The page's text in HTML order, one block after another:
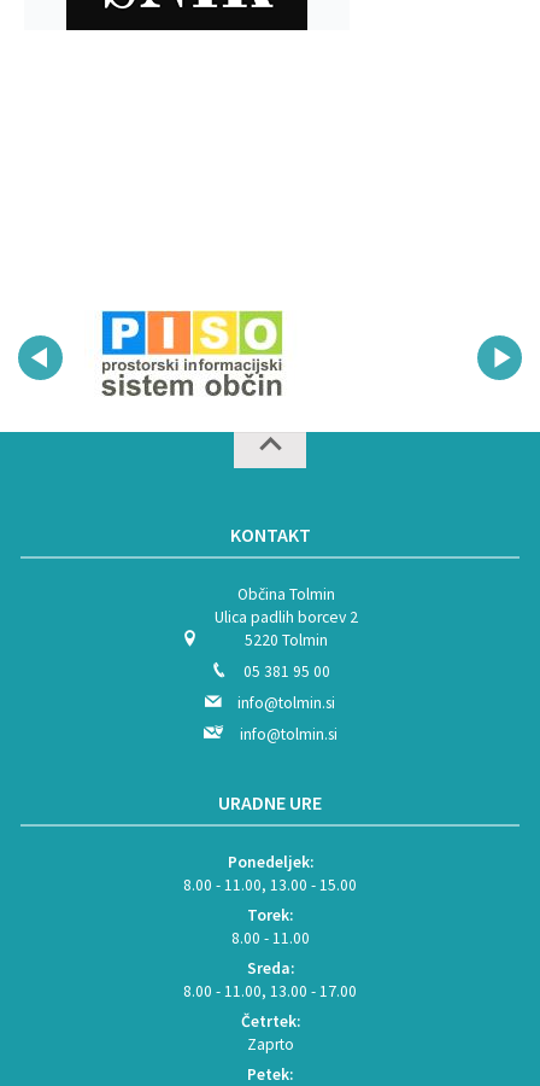
KONTAKT
Občina Tolmin
Ulica padlih borcev 2
5220 Tolmin
05 381 95 00
info@tolmin.si
info@tolmin.si
URADNE URE
Ponedeljek:
8.00 - 11.00, 13.00 - 15.00
Torek:
8.00 - 11.00
Sreda:
8.00 - 11.00, 13.00 - 17.00
Četrtek:
Zaprto
Petek: